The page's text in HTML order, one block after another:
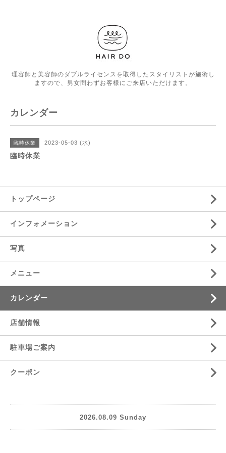
理容師と美容師のダブルライセンスを取得したスタイリストが施術し
ますので、男女問わずお客様にご来店いただけます。
カレンダー
臨時休業 2023-05-03 (水)
臨時休業
トップページ
インフォメーション
写真
メニュー
カレンダー
店舗情報
駐車場ご案内
クーポン
2026.08.09 Sunday